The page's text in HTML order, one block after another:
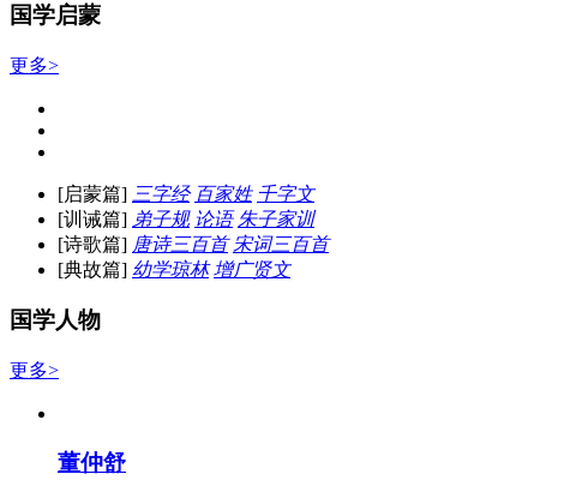
国学启蒙
更多>
[启蒙篇] 三字经 百家姓 千字文
[训诫篇] 弟子规 论语 朱子家训
[诗歌篇] 唐诗三百首 宋词三百首
[典故篇] 幼学琼林 增广贤文
国学人物
更多>
董仲舒